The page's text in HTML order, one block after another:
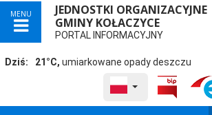
MENU
JEDNOSTKI ORGANIZACYJNE
GMINY KOŁACZYCE
PORTAL INFORMACYJNY
Dziś: 21°C, umiarkowane opady deszczu
WYBRANY JĘZYK